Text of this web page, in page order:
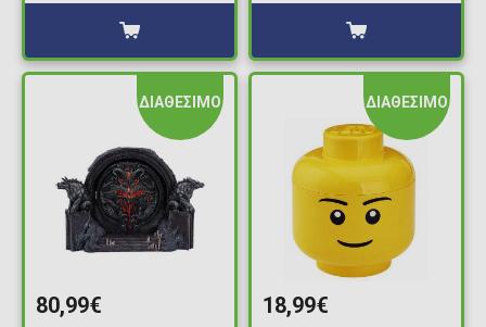
ΔΙΑΘΕΣΙΜΟ
80,99€
ΔΙΑΘΕΣΙΜΟ
18,99€